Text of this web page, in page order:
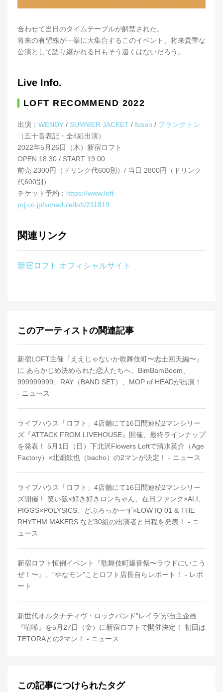
合わせて当日のタイムテーブルが解禁された。
将来の有望株が一挙に大集合するこのイベント、将来貴重な
公演として語り継がれる日もそう遠くはないだろう。
Live Info.
LOFT RECOMMEND 2022
出演： WENDY / SUMMER JACKET / fusen / プランクトン
（五十音表記・全4組出演）
2022年5月26日（木）新宿ロフト
OPEN 18:30 / START 19:00
前売 2300円（ドリンク代600別）/ 当日 2800円（ドリンク
代600別）
チケット予約： https://www.loft-
prj.co.jp/schedule/loft/211819
関連リンク
新宿ロフト オフィシャルサイト
このアーティストの関連記事
新宿LOFT主催『ええじゃないか歌舞伎町〜志士回天編〜』
に あらかじめ決められた恋人たちへ、BimBamBoom、
999999999、RAY（BAND SET）、MOP of HEADが出演！
- ニュース
ライブハウス「ロフト」4店舗にて16日間連続2マンシリー
ズ『ATTACK FROM LIVEHOUSE』開催、最終ラインナップ
を発表！ 5月1日（日）下北沢Flowers Loftで清水英介（Age
Factory）×北畑欽也（bacho）の2マンが決定！ - ニュース
ライブハウス「ロフト」4店舗にて16日間連続2マンシリー
ズ開催！ 笑い飯×好き好きロンちゃん、在日ファンク×ALI、
PIGGS×POLYSICS、どぶろっかーず×LOW IQ 01 & THE
RHYTHM MAKERS など30組の出演者と日程を発表！ - ニ
ュース
新宿ロフト恒例イベント『歌舞伎町爆音祭〜ラウドにいこう
ぜ！〜』、"やなモン"ことロフト店長自らレポート！ - レポ
ート
新世代オルタナティヴ・ロックバンド"レイラ"が自主企画
『喧嘩』を5月27日（金）に新宿ロフトで開催決定！ 初回は
TETORAとの2マン！ - ニュース
この記事につけられたタグ